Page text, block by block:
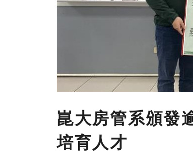
崑大房管系頒發
培育人才